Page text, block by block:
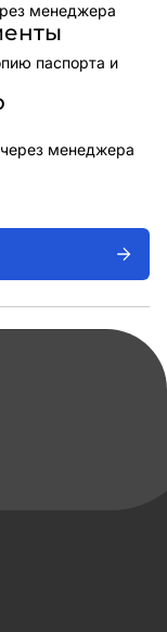
менеджера
паспорта и
менеджера